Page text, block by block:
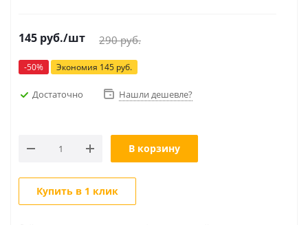
145 руб./шт 290руб.
-50% Экономия 145 руб.
Достаточно Нашли дешевле?
В корзину
Купить в 1 клик